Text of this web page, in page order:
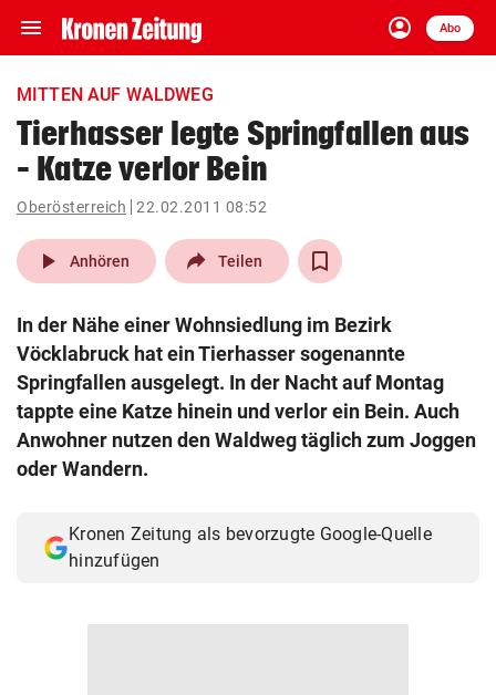
menu Navigation
ein-/ausklappen
account_circle
Anmelden
Abo
close Schließen
account_circle Anmelden
pin_drop
Wien arrow_right
search
Suchbegriff
eingeben
Muthgasse 2, 1190 Wien
MITTEN AUF WALDWEG
Tierhasser legte Springfallen aus
– Katze verlor Bein
Oberösterreich 22.02.2011 08:52
play_arrow Anhören Teilen
In der Nähe einer Wohnsiedlung im Bezirk
Vöcklabruck hat ein Tierhasser sogenannte
Springfallen ausgelegt. In der Nacht auf Montag
tappte eine Katze hinein und verlor ein Bein. Auch
Anwohner nutzen den Waldweg täglich zum Joggen
oder Wandern.
Kronen Zeitung als bevorzugte Google-Quelle
hinzufügen